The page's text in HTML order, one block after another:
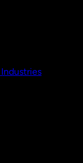
Industries